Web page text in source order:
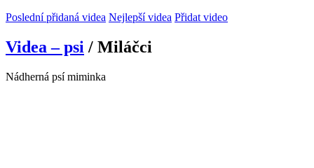
Poslední přidaná videa Nejlepší videa Přidat video
Videa – psi / Miláčci
Nádherná psí miminka